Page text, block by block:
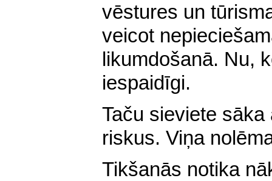
vēstures un
veicot
likumdošanā. Nu,
iespaidīgi.
Taču sieviete
riskus. Viņa
Tikšanās notika